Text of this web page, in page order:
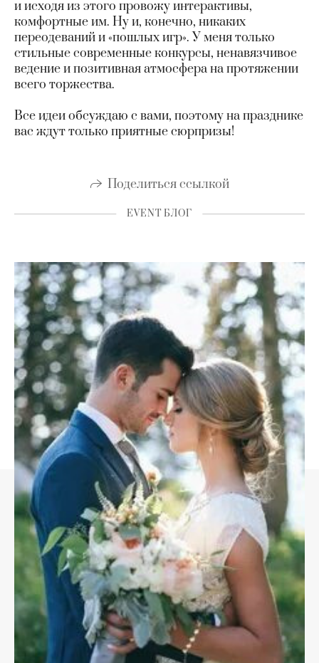
и исходя из этого провожу интерактивы,
комфортные им. Ну и, конечно, никаких
переодеваний и «пошлых игр». У меня только
стильные современные конкурсы, ненавязчивое
ведение и позитивная атмосфера на протяжении
всего торжества.
Все идеи обсуждаю с вами, поэтому на празднике
вас ждут только приятные сюрпризы!
Поделиться ссылкой
EVENT БЛОГ